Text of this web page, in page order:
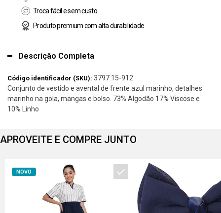
Troca fácil e sem custo
Produto premium com alta durabilidade
Descrição Completa
Código identificador (SKU): 3797.15-912
Conjunto de vestido e avental de frente azul marinho, detalhes
marinho na gola, mangas e bolso. 73% Algodão 17% Viscose e
10% Linho
APROVEITE E COMPRE JUNTO
NOVO